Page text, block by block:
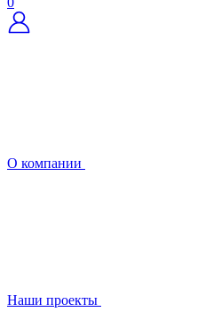
О компании
Наши проекты